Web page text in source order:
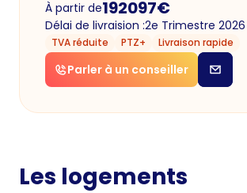
À partir de192097€
Délai de livraision :2e Trimestre 2026
TVA réduite PTZ+ Livraison rapide
Parler à un conseiller
Les logements